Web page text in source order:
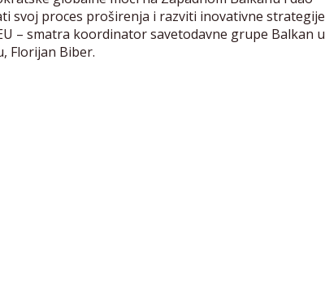
svoj proces proširenja i razviti inovativne strategije
– smatra koordinator savetodavne grupe Balkan u
Florijan Biber.